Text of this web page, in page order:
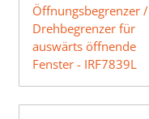
Öffnungsbegrenzer /
Drehbegrenzer für
auswärts öffnende
Fenster - IRF7839L